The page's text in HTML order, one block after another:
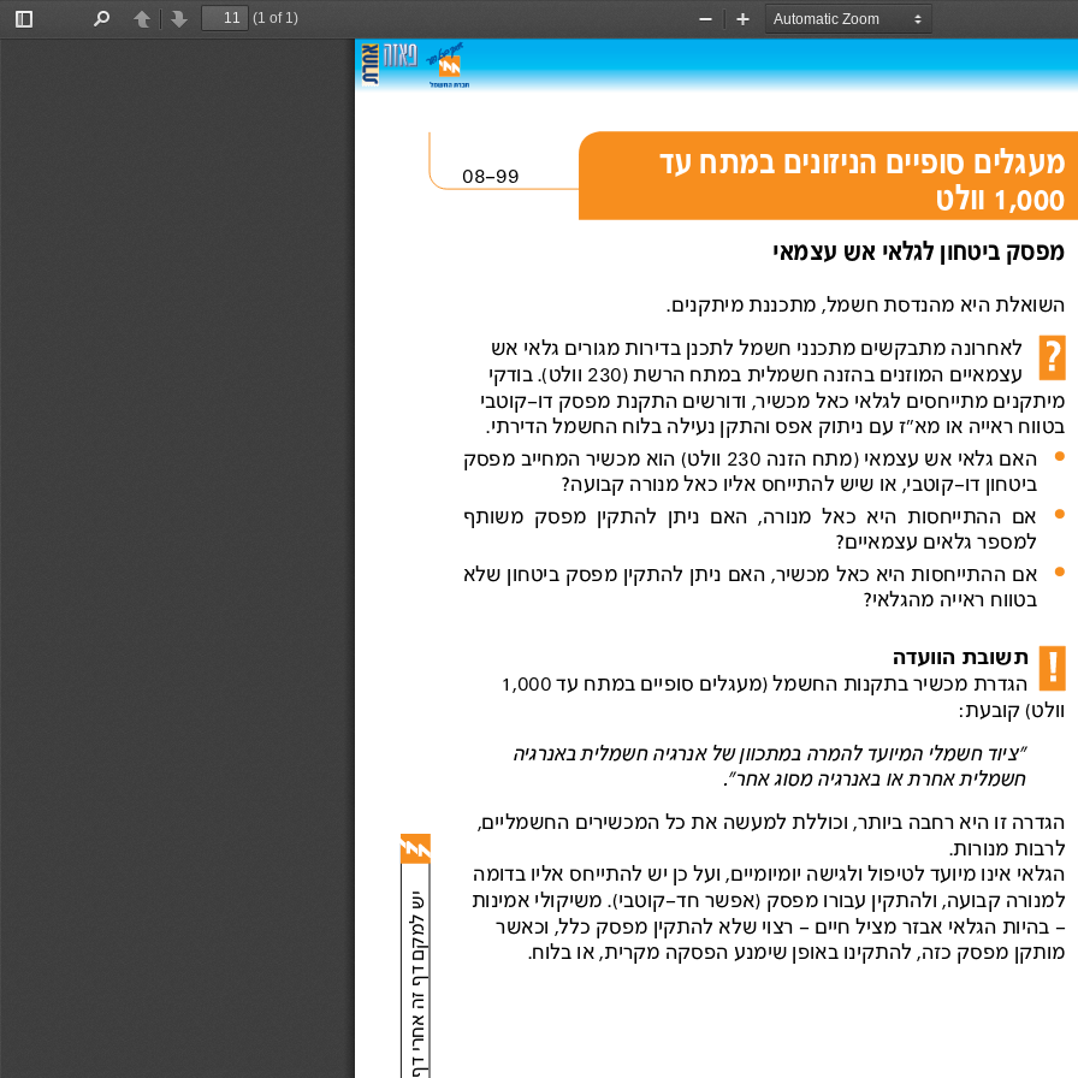
Toggle
PreviousNext
(1 of 1)
Zoom
Zoom
מעגלים סופיים הניזונים במתח עד
1,000 וולט
08-99
י
מפסק ביטחון לגלאי אש עצמאי
השואלת היא מהנדסת חשמל, מתכננת מיתקנים.
לאחרונה מתבקשים מתכנני חשמל לתכנן בדירות מגורים גלאי אש
עצמאיים המוזנים בהזנה חשמלית במתח הרשת )230 וולט(. בודקי
מיתקנים מתייחסים לגלאי כאל מכשיר, ודורשים התקנת מפסק דו-קוטבי
בטווח ראייה או מא"ז עם ניתוק אפס והתקן נעילה בלוח החשמל הדירתי.
מפסק
המחייב מכשיר הוא וולט( 230 הזנה )מתח עצמאי אש גלאי האם ●
ביטחון דו-קוטבי, או שיש להתייחס אליו כאל מנורה קבועה?
משותף
מפסק להתקין ניתן האם מנורה, כאל היא ההתייחסות אם ●
למספר גלאים עצמאיים?
שלא
ביטחון מפסק להתקין ניתן האם מכשיר, כאל היא ההתייחסות אם ●
בטווח ראייה מהגלאי?
תשובת הוועדה
1,000
הגדרת מכשיר בתקנות החשמל )מעגלים סופיים במתח עד
וולט( קובעת:
"ציוד חשמלי המיועד להמרה במתכוון של אנרגיה חשמלית באנרגיה
חשמלית אחרת או באנרגיה מסוג אחר".
הגדרה זו היא רחבה ביותר, וכוללת למעשה את כל המכשירים החשמליים,
לרבות מנורות.
הגלאי אינו מיועד לטיפול ולגישה יומיומיים, ועל כן יש להתייחס אליו בדומה
למנורה קבועה, ולהתקין עבורו מפסק )אפשר חד-קוטבי(. משיקולי אמינות
– בהיות הגלאי אבזר מציל חיים - רצוי שלא להתקין מפסק כלל, וכאשר
מותקן מפסק כזה, להתקינו באופן שימנע הפסקה מקרית, או בלוח.